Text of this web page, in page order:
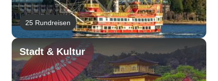
25 Rundreisen
Stadt & Kultur